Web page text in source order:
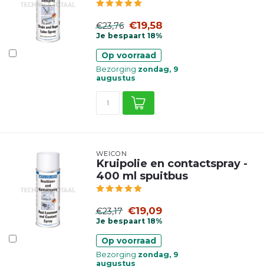
€23,76 €19,58
Je bespaart 18%
Op voorraad
Bezorging zondag, 9
augustus
WEICON
Kruipolie en contactspray -
400 ml spuitbus
€23,17 €19,09
Je bespaart 18%
Op voorraad
Bezorging zondag, 9
augustus